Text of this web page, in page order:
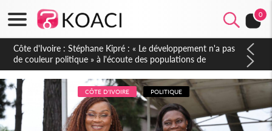
0
Mali : Les FAMa accueillent 254 anciens combattants issus de
groupes armés
CÔTE D'IVOIRE POLITIQUE